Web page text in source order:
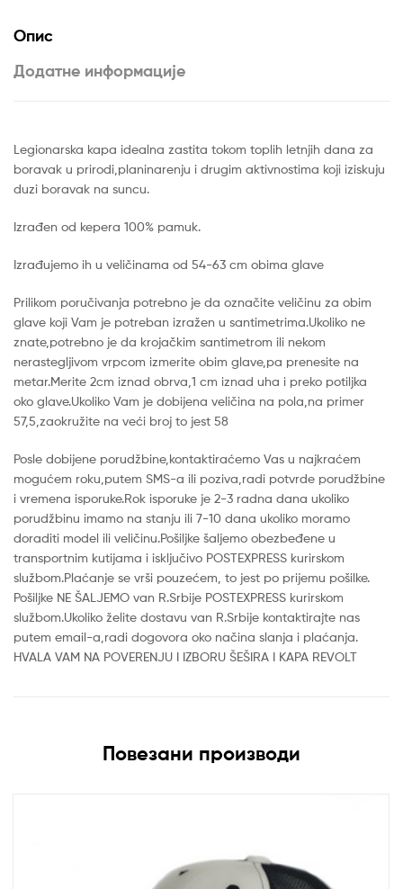
Опис
Додатне информације
Legionarska kapa idealna zastita tokom toplih letnjih dana za
boravak u prirodi,planinarenju i drugim aktivnostima koji iziskuju
duzi boravak na suncu.
Izrađen od kepera 100% pamuk.
Izrađujemo ih u veličinama od 54-63 cm obima glave
Prilikom poručivanja potrebno je da označite veličinu za obim
glave koji Vam je potreban izražen u santimetrima.Ukoliko ne
znate,potrebno je da krojačkim santimetrom ili nekom
nerastegljivom vrpcom izmerite obim glave,pa prenesite na
metar.Merite 2cm iznad obrva,1 cm iznad uha i preko potiljka
oko glave.Ukoliko Vam je dobijena veličina na pola,na primer
57,5,zaokružite na veći broj to jest 58
Posle dobijene porudžbine,kontaktiraćemo Vas u najkraćem
mogućem roku,putem SMS-a ili poziva,radi potvrde porudžbine
i vremena isporuke.Rok isporuke je 2-3 radna dana ukoliko
porudžbinu imamo na stanju ili 7-10 dana ukoliko moramo
doraditi model ili veličinu.Pošiljke šaljemo obezbeđene u
transportnim kutijama i isključivo POSTEXPRESS kurirskom
službom.Plaćanje se vrši pouzećem, to jest po prijemu pošilke.
Pošiljke NE ŠALJEMO van R.Srbije POSTEXPRESS kurirskom
službom.Ukoliko želite dostavu van R.Srbije kontaktirajte nas
putem email-a,radi dogovora oko načina slanja i plaćanja.
HVALA VAM NA POVERENJU I IZBORU ŠEŠIRA I KAPA REVOLT
Повезани производи